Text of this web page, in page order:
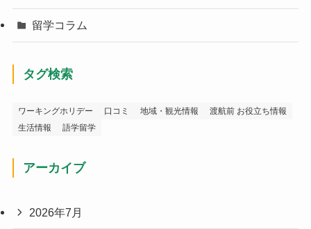
留学コラム
タグ検索
ワーキングホリデー 口コミ 地域・観光情報
渡航前 お役立ち情報
生活情報
語学留学
アーカイブ
2026年7月